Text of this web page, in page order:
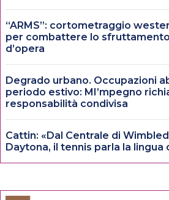
“ARMS”: cortometraggio
per combattere lo
d’opera
Degrado urbano. Occupazioni
periodo estivo: MI’mpegno
responsabilità condivisa
Cattin: «Dal Centrale di
Daytona, il tennis parla la lingua